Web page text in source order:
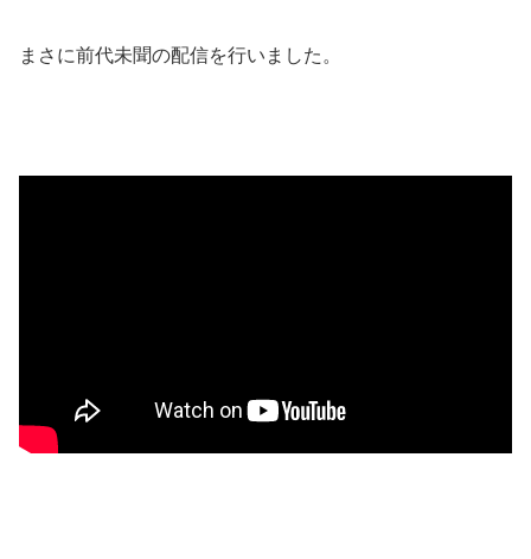
まさに前代未聞の配信を行いました。